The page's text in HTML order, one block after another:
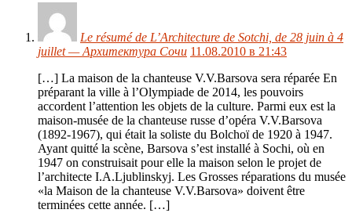
Le résumé de L’Architecture de Sotchi, de 28 juin à 4
juillet — Архитектура Сочи 11.08.2010 в 21:43
[…] La maison de la chanteuse V.V.Barsova sera réparée En
préparant la ville à l’Olympiade de 2014, les pouvoirs
accordent l’attention les objets de la culture. Parmi eux est la
maison-musée de la chanteuse russe d’opéra V.V.Barsova
(1892-1967), qui était la soliste du Bolchoï de 1920 à 1947.
Ayant quitté la scène, Barsova s’est installé à Sochi, où en
1947 on construisait pour elle la maison selon le projet de
l’architecte I.A.Ljublinskyj. Les Grosses réparations du musée
«la Maison de la chanteuse V.V.Barsova» doivent être
terminées cette année. […]